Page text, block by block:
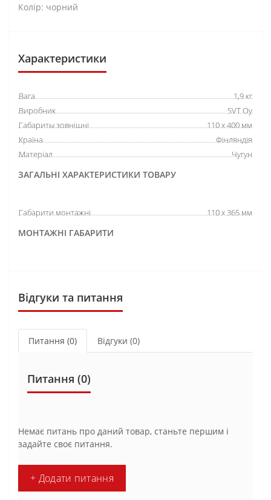
Колір: чорний
Характеристики
ЗАГАЛЬНІ ХАРАКТЕРИСТИКИ ТОВАРУ
Вага
1,9 кг
Виробник
SVT Oy
Габариты зовнішні
110 х 400 мм
Країна
Фінляндія
Матеріал
Чугун
МОНТАЖНІ ГАБАРИТИ
Габарити монтажні 110 х 365 мм
Відгуки та питання
Питання (0) Відгуки (0)
Питання (0)
Немає питань про даний товар, станьте першим і
задайте своє питання.
+ Додати питання